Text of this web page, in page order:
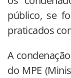
público, se
praticados
A
do MPE